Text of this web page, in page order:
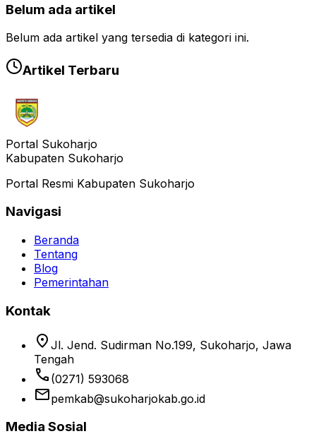
Belum ada artikel
Belum ada artikel yang tersedia di kategori ini.
Artikel Terbaru
Portal Sukoharjo
Kabupaten Sukoharjo
Portal Resmi Kabupaten Sukoharjo
Navigasi
Beranda
Tentang
Blog
Pemerintahan
Kontak
location_on Jl. Jend. Sudirman No.199, Sukoharjo, Jawa
Tengah
phone (0271) 593068
emailpemkab@sukoharjokab.go.id
Media Sosial